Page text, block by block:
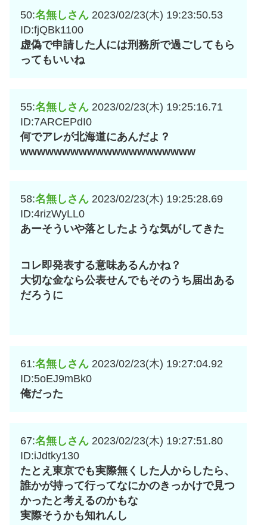
50:名無しさん 2023/02/23(木) 19:23:50.53
ID:fjQBk1100
虚偽で申請した人には刑務所で過ごしてもら
ってもいいね
55:名無しさん 2023/02/23(木) 19:25:16.71
ID:7ARCEPdI0
何でアレが北海道にあんだよ？
wwwwwwwwwwwwwwwwwwwww
58:名無しさん 2023/02/23(木) 19:25:28.69
ID:4rizWyLL0
あーそういや落としたような気がしてきた
コレ即発表する意味あるんかね？
大切な金なら公表せんでもそのうち届出ある
だろうに
61:名無しさん 2023/02/23(木) 19:27:04.92
ID:5oEJ9mBk0
俺だった
67:名無しさん 2023/02/23(木) 19:27:51.80
ID:iJdtky130
たとえ東京でも実際無くした人からしたら、
誰かが持って行ってなにかのきっかけで見つ
かったと考えるのかもな
実際そうかも知れんし